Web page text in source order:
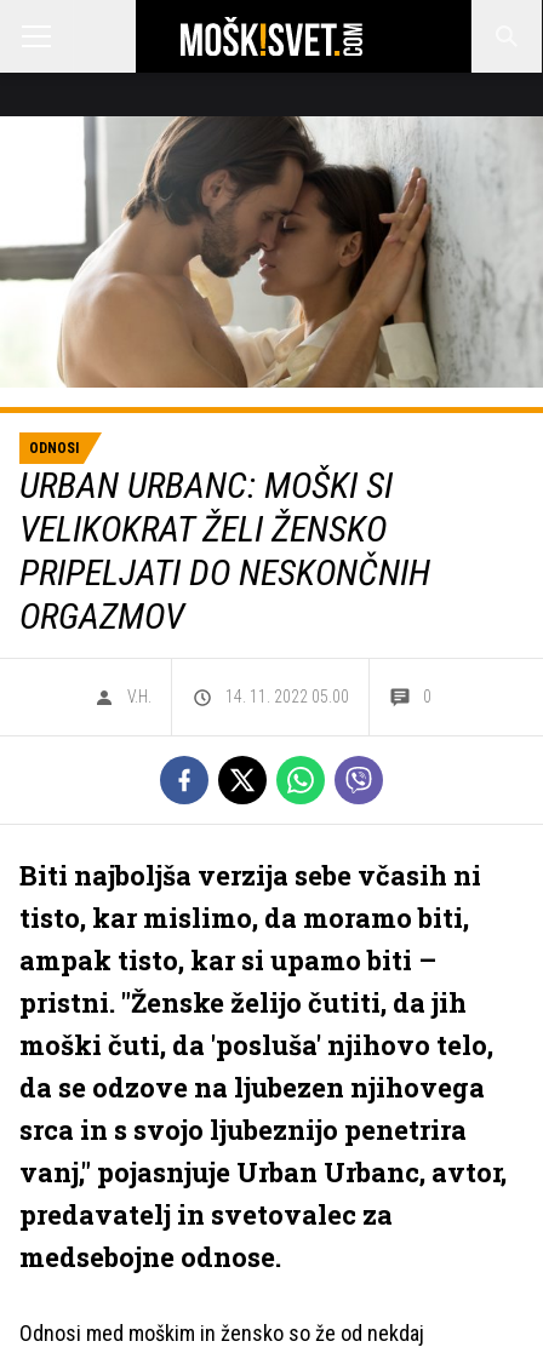
ODNOSI
URBAN URBANC: MOŠKI SI
VELIKOKRAT ŽELI ŽENSKO
PRIPELJATI DO NESKONČNIH
ORGAZMOV
V.H. 14. 11. 2022 05.00 0
Biti najboljša verzija sebe včasih ni
tisto, kar mislimo, da moramo biti,
ampak tisto, kar si upamo biti –
pristni. "Ženske želijo čutiti, da jih
moški čuti, da 'posluša' njihovo telo,
da se odzove na ljubezen njihovega
srca in s svojo ljubeznijo penetrira
vanj," pojasnjuje Urban Urbanc, avtor,
predavatelj in svetovalec za
medsebojne odnose.
Odnosi med moškim in žensko so že od nekdaj